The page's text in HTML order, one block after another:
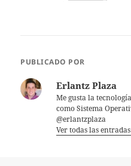
PUBLICADO POR
Erlantz Plaza
Me gusta la
como Sistema
@erlantzplaza
Ver todas las